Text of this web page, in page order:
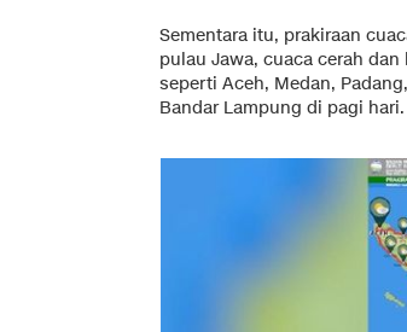
Sementara itu, prakiraan
pulau Jawa, cuaca cerah
seperti Aceh, Medan,
Bandar Lampung di pagi hari.